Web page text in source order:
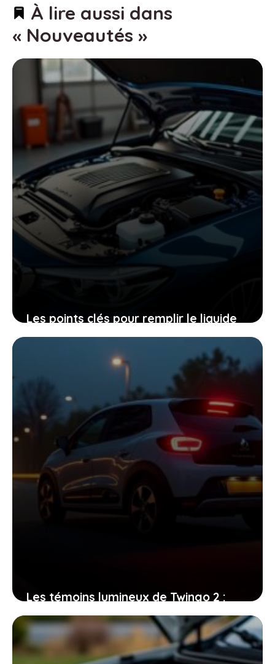
À lire aussi dans
« Nouveautés »
Les points clés pour remplir le liquide
de refroidissement et garder le
Les témoins lumineux de Twingo 2 :
pourquoi ils sont vos meilleurs alliés au
volant
21 juin 2026